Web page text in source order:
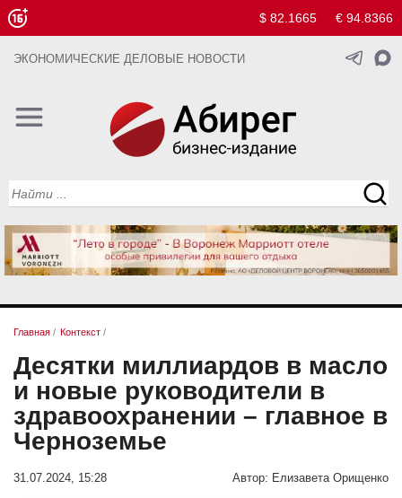
$ 82.1665 € 94.8366
ЭКОНОМИЧЕСКИЕ ДЕЛОВЫЕ НОВОСТИ
Главная / Контекст /
Десятки миллиардов в масло
и новые руководители в
здравоохранении – главное в
Черноземье
31.07.2024, 15:28 Автор: Елизавета Орищенко